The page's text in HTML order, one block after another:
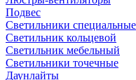
Подвес
Светильники специальные
Светильник кольцевой
Светильник мебельный
Светильники точечные
Даунлайты